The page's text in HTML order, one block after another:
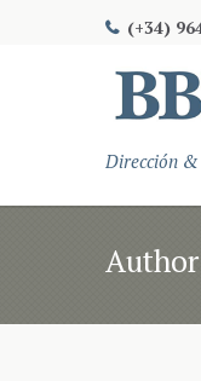
(+34)
Dirección